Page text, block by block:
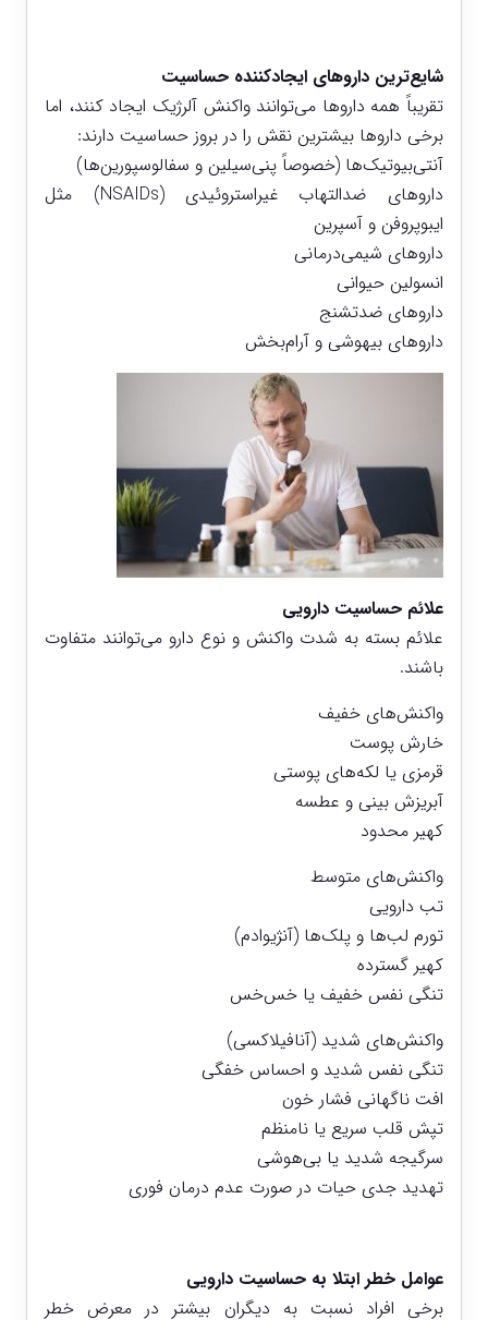
شایع‌ترین داروهای ایجادکننده حساسیت
تقریباً همه داروها می‌توانند واکنش آلرژیک ایجاد کنند، اما
برخی داروها بیشترین نقش را در بروز حساسیت دارند:
آنتی‌بیوتیک‌ها (خصوصاً پنی‌سیلین و سفالوسپورین‌ها)
داروهای ضدالتهاب غیراستروئیدی (NSAIDs) مثل
ایبوپروفن و آسپرین
داروهای شیمی‌درمانی
انسولین حیوانی
داروهای ضدتشنج
داروهای بیهوشی و آرام‌بخش
علائم حساسیت دارویی
علائم بسته به شدت واکنش و نوع دارو می‌توانند متفاوت
باشند.
واکنش‌های خفیف
خارش پوست
قرمزی یا لکه‌های پوستی
آبریزش بینی و عطسه
کهیر محدود
واکنش‌های متوسط
تب دارویی
تورم لب‌ها و پلک‌ها (آنژیوادم)
کهیر گسترده
تنگی نفس خفیف یا خس‌خس
واکنش‌های شدید (آنافیلاکسی)
تنگی نفس شدید و احساس خفگی
افت ناگهانی فشار خون
تپش قلب سریع یا نامنظم
سرگیجه شدید یا بی‌هوشی
تهدید جدی حیات در صورت عدم درمان فوری
عوامل خطر ابتلا به حساسیت دارویی
برخی افراد نسبت به دیگران بیشتر در معرض خطر